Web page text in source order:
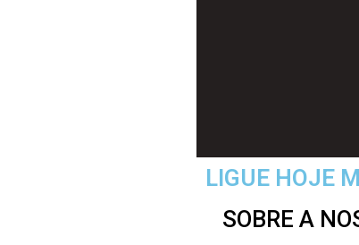
LIGUE HOJE
SOBRE A